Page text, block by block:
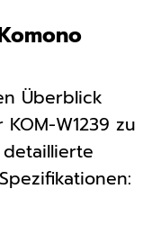
Überblick
W1239 zu